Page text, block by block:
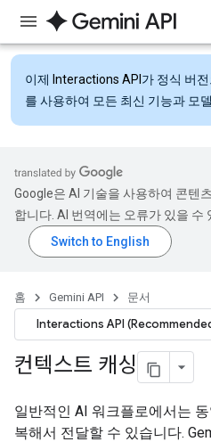
이제 Interactions API 가 정식 버
를 사용하여 모든 최신 기능과 모
Google은 AI 기술을 사용하여 콘텐
합니다. AI 번역에는 오류가 있을 수
홈 Gemini API 문서
Interactions API
컨텍스트 캐싱
일반적인 AI 워크플로에서는
복해서 전달할 수 있습니다.